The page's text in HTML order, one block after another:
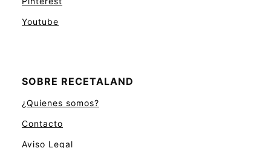
Youtube
SOBRE RECETALAND
¿Quienes somos?
Contacto
Aviso Legal